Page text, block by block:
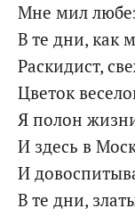
Мне мил
В те дни, как
Раскидист,
Цветок
Я полон
И здесь в
И
В те дни,